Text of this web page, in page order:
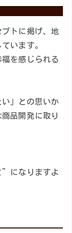
プトに掲げ、地
います。
を感じられる
」との思いか
品開発に取り
”になりますよ